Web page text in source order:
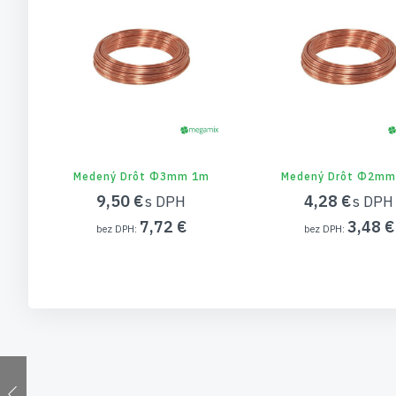
Medený Drôt Φ3mm 1m
9,50 €
7,72 €
Medený Drôt
4,28 €
3,48 €